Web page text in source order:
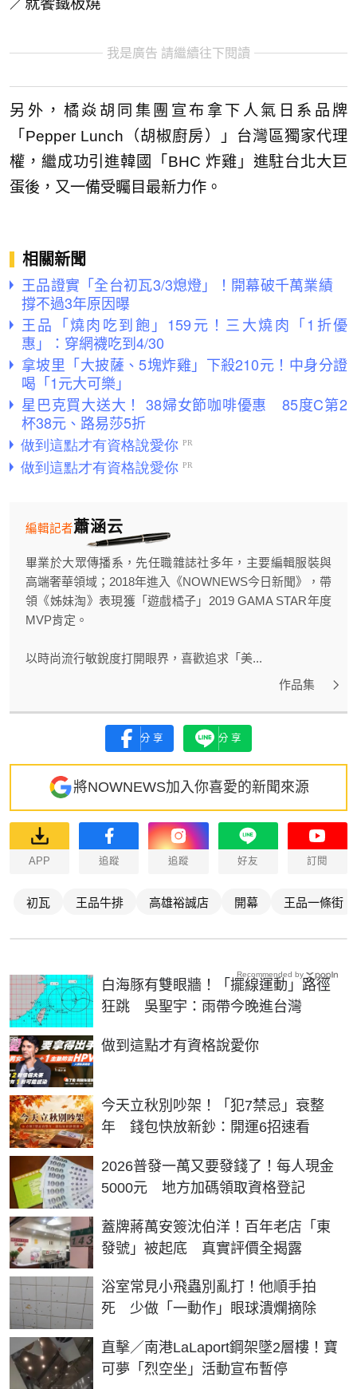
我是廣告 請繼續往下閱讀
另外，橘焱胡同集團宣布拿下人氣日系品牌
「Pepper Lunch（胡椒廚房）」台灣區獨家代理
權，繼成功引進韓國「BHC 炸雞」進駐台北大巨
蛋後，又一備受矚目最新力作。
相關新聞
王品證實「全台初瓦3/3熄燈」！開幕破千萬業績
撐不過3年原因曝
王品「燒肉吃到飽」159元！三大燒肉「1折優
惠」：穿網襪吃到4/30
拿坡里「大披薩、5塊炸雞」下殺210元！中身分證
喝「1元大可樂」
星巴克買大送大！ 38婦女節咖啡優惠 85度C第2
杯38元、路易莎5折
蕭涵云
編輯記者
畢業於大眾傳播系，先任職雜誌社多年，主要編輯服裝與
高端奢華領域；2018年進入《NOWNEWS今日新聞》，帶
領《姊妹淘》表現獲「遊戲橘子」2019 GAMA STAR年度
MVP肯定。
以時尚流行敏銳度打開眼界，喜歡追求「美...
作品集
分享 分享
將NOWNEWS加入你喜愛的新聞來源
APP 追蹤 追蹤 好友 訂閱
初瓦 王品牛排 高雄裕誠店 開幕 王品一條街
白海豚有雙眼牆！「擺線運動」路徑
狂跳 吳聖宇：雨帶今晚進台灣
做到這點才有資格說愛你
PR
今天立秋別吵架！「犯7禁忌」衰整
年 錢包快放新鈔：開運6招速看
2026普發一萬又要發錢了！每人現金
5000元 地方加碼領取資格登記
蓋牌蔣萬安簽沈伯洋！百年老店「東
發號」被起底 真實評價全揭露
浴室常見小飛蟲別亂打！他順手拍
死 少做「一動作」眼球潰爛摘除
直擊／南港LaLaport鋼架墜2層樓！寶
可夢「烈空坐」活動宣布暫停
Recommended by